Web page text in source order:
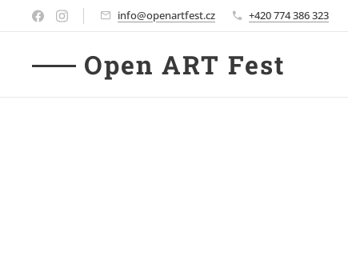
info@openartfest.cz +420 774 386 323
Open ART Fest